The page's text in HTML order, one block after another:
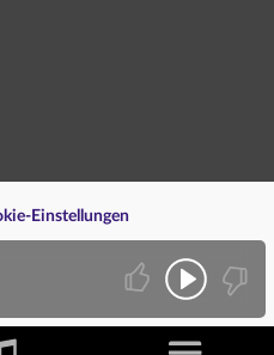
Einstellungen